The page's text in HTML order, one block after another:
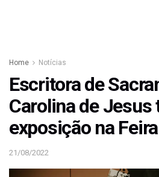
Home Notícias
Escritora de
Carolina de Jesus
exposição na
21/08/2022